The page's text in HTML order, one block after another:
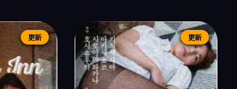
更新 更新